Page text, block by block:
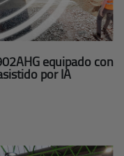
equipado con
por IA